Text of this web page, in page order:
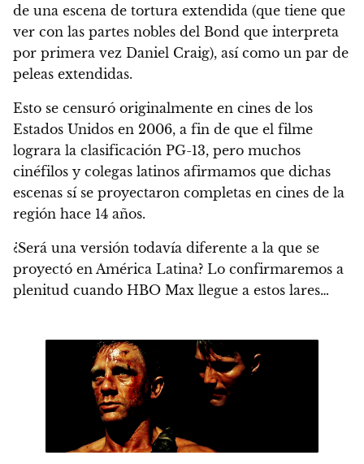
de una escena de tortura extendida (que tiene que
ver con las partes nobles del Bond que interpreta
por primera vez Daniel Craig), así como un par de
peleas extendidas.
Esto se censuró originalmente en cines de los
Estados Unidos en 2006, a fin de que el filme
lograra la clasificación PG-13, pero muchos
cinéfilos y colegas latinos afirmamos que dichas
escenas sí se proyectaron completas en cines de la
región hace 14 años.
¿Será una versión todavía diferente a la que se
proyectó en América Latina? Lo confirmaremos a
plenitud cuando HBO Max llegue a estos lares…